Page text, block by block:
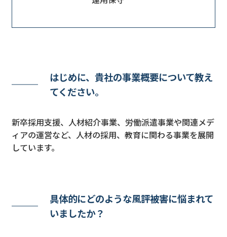
はじめに、貴社の事業概要について教え
てください。
新卒採用支援、人材紹介事業、労働派遣事業や関連メデ
ィアの運営など、人材の採用、教育に関わる事業を展開
しています。
具体的にどのような風評被害に悩まれて
いましたか？